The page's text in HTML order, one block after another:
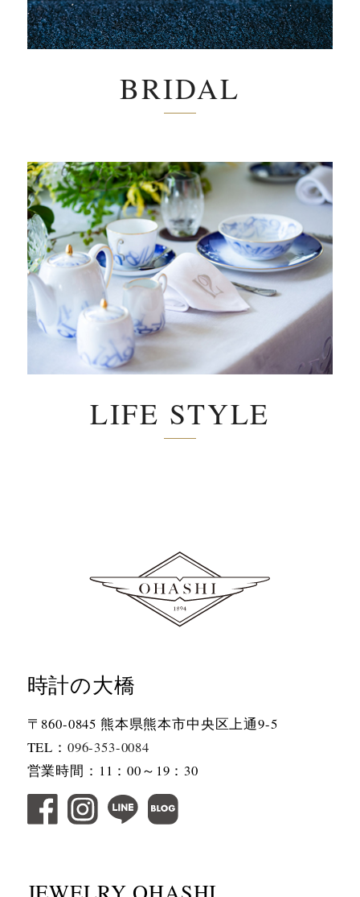
BRIDAL
LIFE STYLE
時計の大橋
〒860-0845 熊本県熊本市中央区上通9-5
TEL： 096-353-0084
営業時間：11：00～19：30